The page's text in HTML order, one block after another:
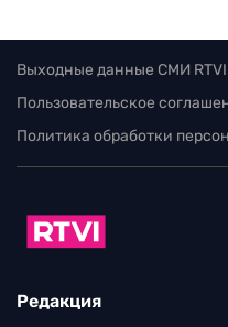
Выходные данные СМИ RTVI
Пользовательское
Политика обработки
Редакция